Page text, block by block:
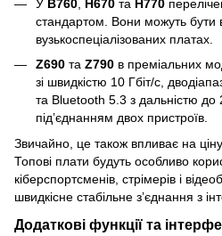
У B760 H670 та H770
стандартом. Вони можуть бути
вузькоспеціалізованих платах.
Z690 та Z790 в преміальних
зі швидкістю 10 Гбіт/с,
та Bluetooth 5.3 з дальністю до
під’єднанням двох пристроїв.
Звичайно, це також впливає на ціну
Топові плати будуть особливо
кіберспортсменів, стрімерів і
швидкісне стабільне з’єднання з
Додаткові функції та